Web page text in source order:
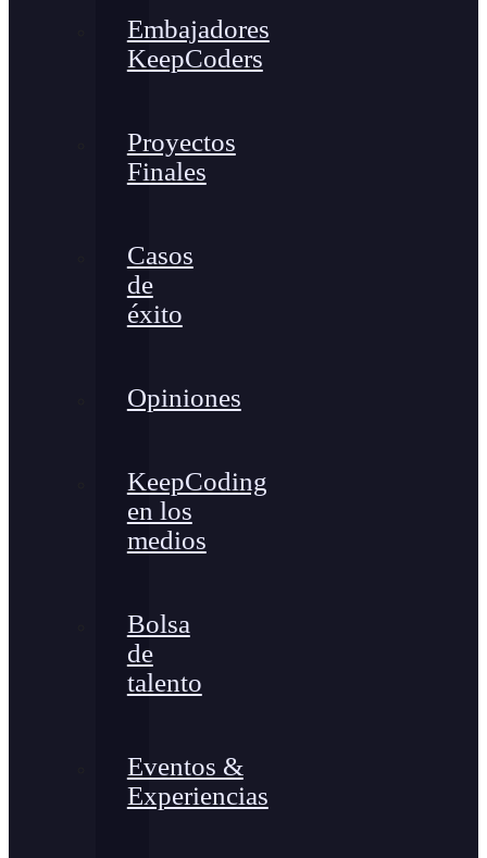
Embajadores
KeepCoders
Proyectos
Finales
Casos
de
éxito
Opiniones
KeepCoding
en los
medios
Bolsa
de
talento
Eventos &
Experiencias